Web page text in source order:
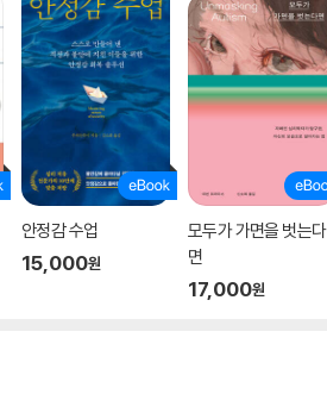
안정감 수업
15,000원
모두가 가면을 벗는다
면
17,000원